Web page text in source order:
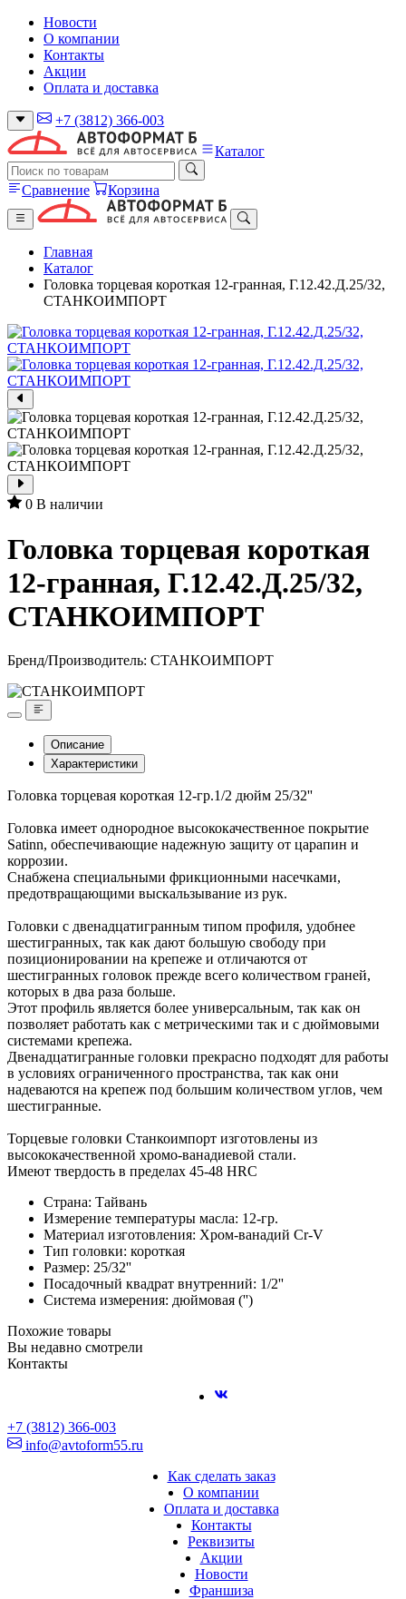
Новости
О компании
Контакты
Акции
Оплата и доставка
+7 (3812) 366-003
Каталог
Сравнение Корзина
Главная
Каталог
Головка торцевая короткая 12-гранная, Г.12.42.Д.25/32,
СТАНКОИМПОРТ
0 В наличии
Головка торцевая короткая
12-гранная, Г.12.42.Д.25/32,
СТАНКОИМПОРТ
Бренд/Производитель: СТАНКОИМПОРТ
Описание
Характеристики
Головка торцевая короткая 12-гр.1/2 дюйм 25/32''
Головка имеет однородное высококачественное покрытие
Satinn, обеспечивающие надежную защиту от царапин и
коррозии.
Снабжена специальными фрикционными насечками,
предотвращающими выскальзывание из рук.
Головки с двенадцатигранным типом профиля, удобнее
шестигранных, так как дают большую свободу при
позиционировании на крепеже и отличаются от
шестигранных головок прежде всего количеством граней,
которых в два раза больше.
Этот профиль является более универсальным, так как он
позволяет работать как с метрическими так и с дюймовыми
системами крепежа.
Двенадцатигранные головки прекрасно подходят для работы
в условиях ограниченного пространства, так как они
надеваются на крепеж под большим количеством углов, чем
шестигранные.
Торцевые головки Станкоимпорт изготовлены из
высококачественной хромо-ванадиевой стали.
Имеют твердость в пределах 45-48 HRC
Страна: Тайвань
Измерение температуры масла: 12-гр.
Материал изготовления: Хром-ванадий Cr-V
Тип головки: короткая
Размер: 25/32''
Посадочный квадрат внутренний: 1/2''
Система измерения: дюймовая ('')
Похожие товары
Вы недавно смотрели
Контакты
+7 (3812) 366-003
info@avtoform55.ru
Как сделать заказ
О компании
Оплата и доставка
Контакты
Реквизиты
Акции
Новости
Франшиза